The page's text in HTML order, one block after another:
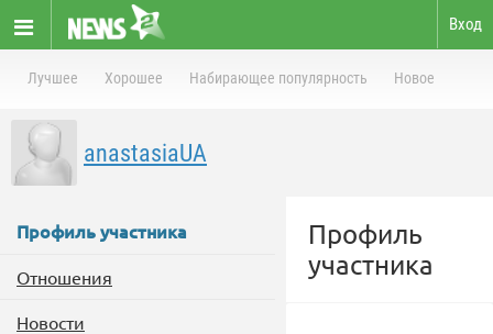
Вход
Лучшее Хорошее Набирающее популярность Новое
anastasiaUA
Профиль участника
Отношения
Новости
Профиль
участника